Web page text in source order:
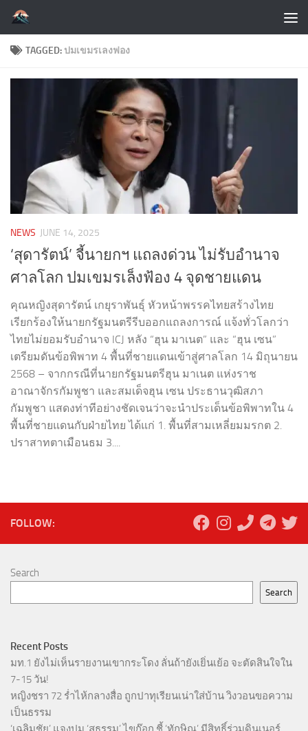
Skip to content
TAGGED: ปมเขมรเลงฟอง
NEWS JUNE 14, 2025
‘สุดารัตน์’ จี้นายกฯ แถลงด่วน ไม่รับอำนาจ
ศาลโลก ปมเขมรเล็งฟ้อง 4 จุดชายแดน
คุณหญิงสุดารัตน์ เกยุราพันธุ์ หัวหน้าพรรคไทยสร้างไทย
เรียกร้องให้นายกรัฐมนตรีรีบออกแถลงการณ์ แจ้งทั่วโลกว่า
ไทยไม่ยอมรับอำนาจ ICJ หลัง “ฮุน มาเนต” และ “ฮุน เซน”
เตรียมดันข้อพิพาท 4 พื้นที่ชายแดนเข้าสู่ศาลโลก 14 มิถุนายน
2568 – จากกรณีที่นายกรัฐมนตรีฮุน มาเนต แห่งราช
อาณาจักรกัมพูชา และสมเด็จฮุน เซน ประธานวุฒิสภา
กัมพูชา แสดงท่าทีอย่างชัดเจนว่าจะนำประเด็นข้อพิพาทใน 4
พื้นที่ชายแดนกับฝ่ายไทย ได้แก่ 1. พื้นที่สามเหลี่ยมมรกต 2.
ปราสาทตาเมือนธม 3....
FOLLOW:
Search
Search
Recent Posts
มท.1 ยังไม่เห็นรายงานเขากระโดง ลั่นถ้ายังเยิ่นเย้อ จะตัดสินใจใน
7-15 วัน!
หญิงชรา 72 ร่ำไห้กลางสื่อ ถูกปาทุเรียนเน่าใส่บ้าน วิงวอนขอความ
เป็นธรรม